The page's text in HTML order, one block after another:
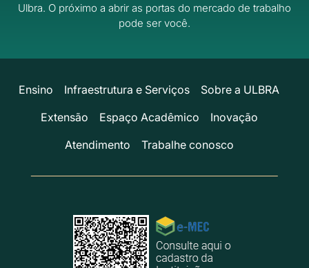
Ulbra. O próximo a abrir as portas do mercado de trabalho
pode ser você.
Ensino Infraestrutura e Serviços
Sobre a ULBRA
Extensão
Espaço Acadêmico
Inovação
Atendimento
Trabalhe conosco